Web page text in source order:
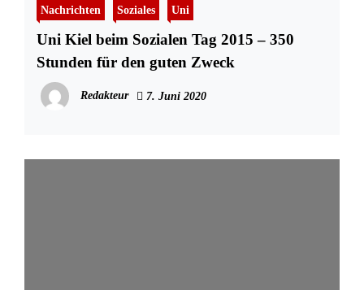
Nachrichten Soziales Uni
Uni Kiel beim Sozialen Tag 2015 – 350
Stunden für den guten Zweck
Redakteur 7. Juni 2020